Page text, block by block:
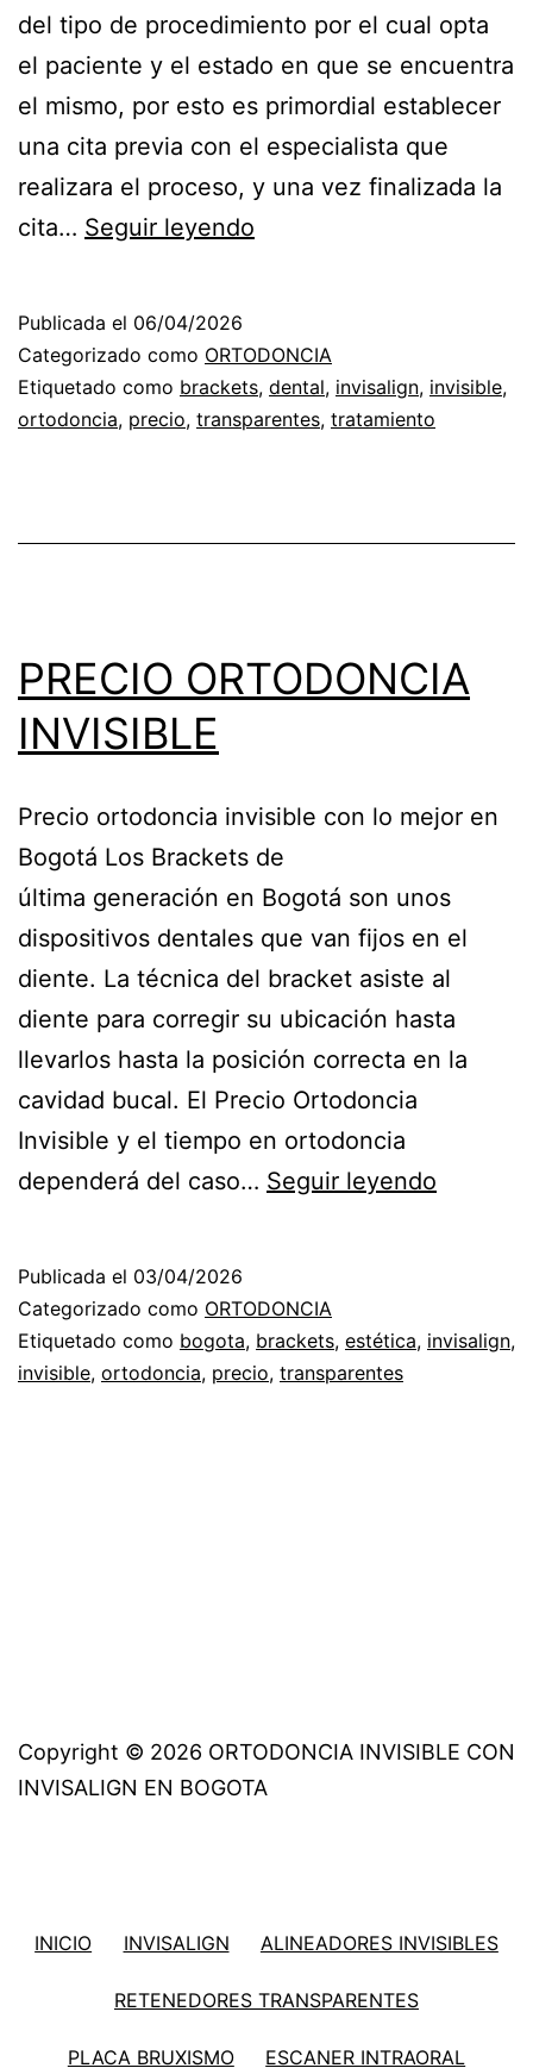
del tipo de procedimiento por el cual opta
el paciente y el estado en que se encuentra
el mismo, por esto es primordial establecer
una cita previa con el especialista que
realizara el proceso, y una vez finalizada la
cita… Seguir leyendo
EL
MEJOR
TRATAMIENTO
Publicada el 06/04/2026
Categorizado como ORTODONCIA
Etiquetado como brackets, dental, invisalign, invisible,
ortodoncia, precio, transparentes, tratamiento
PRECIO ORTODONCIA
INVISIBLE
Precio ortodoncia invisible con lo mejor en
Bogotá Los Brackets de
última generación en Bogotá son unos
dispositivos dentales que van fijos en el
diente. La técnica del bracket asiste al
diente para corregir su ubicación hasta
llevarlos hasta la posición correcta en la
cavidad bucal. El Precio Ortodoncia
Invisible y el tiempo en ortodoncia
dependerá del caso… Seguir leyendo
Publicada el 03/04/2026
Categorizado como ORTODONCIA
Etiquetado como bogota, brackets, estética, invisalign,
invisible, ortodoncia, precio, transparentes
Copyright © 2026 ORTODONCIA INVISIBLE CON
INVISALIGN EN BOGOTA
INICIO INVISALIGN ALINEADORES INVISIBLES
RETENEDORES TRANSPARENTES
PLACA BRUXISMO ESCANER INTRAORAL